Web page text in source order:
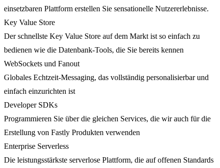
einsetzbaren Plattform erstellen Sie sensationelle Nutzererlebnisse.
Key Value Store
Der schnellste Key Value Store auf dem Markt ist so einfach zu
bedienen wie die Datenbank-Tools, die Sie bereits kennen
WebSockets und Fanout
Globales Echtzeit-Messaging, das vollständig personalisierbar und
einfach einzurichten ist
Developer SDKs
Programmieren Sie über die gleichen Services, die wir auch für die
Erstellung von Fastly Produkten verwenden
Enterprise Serverless
Die leistungsstärkste serverlose Plattform, die auf offenen Standards